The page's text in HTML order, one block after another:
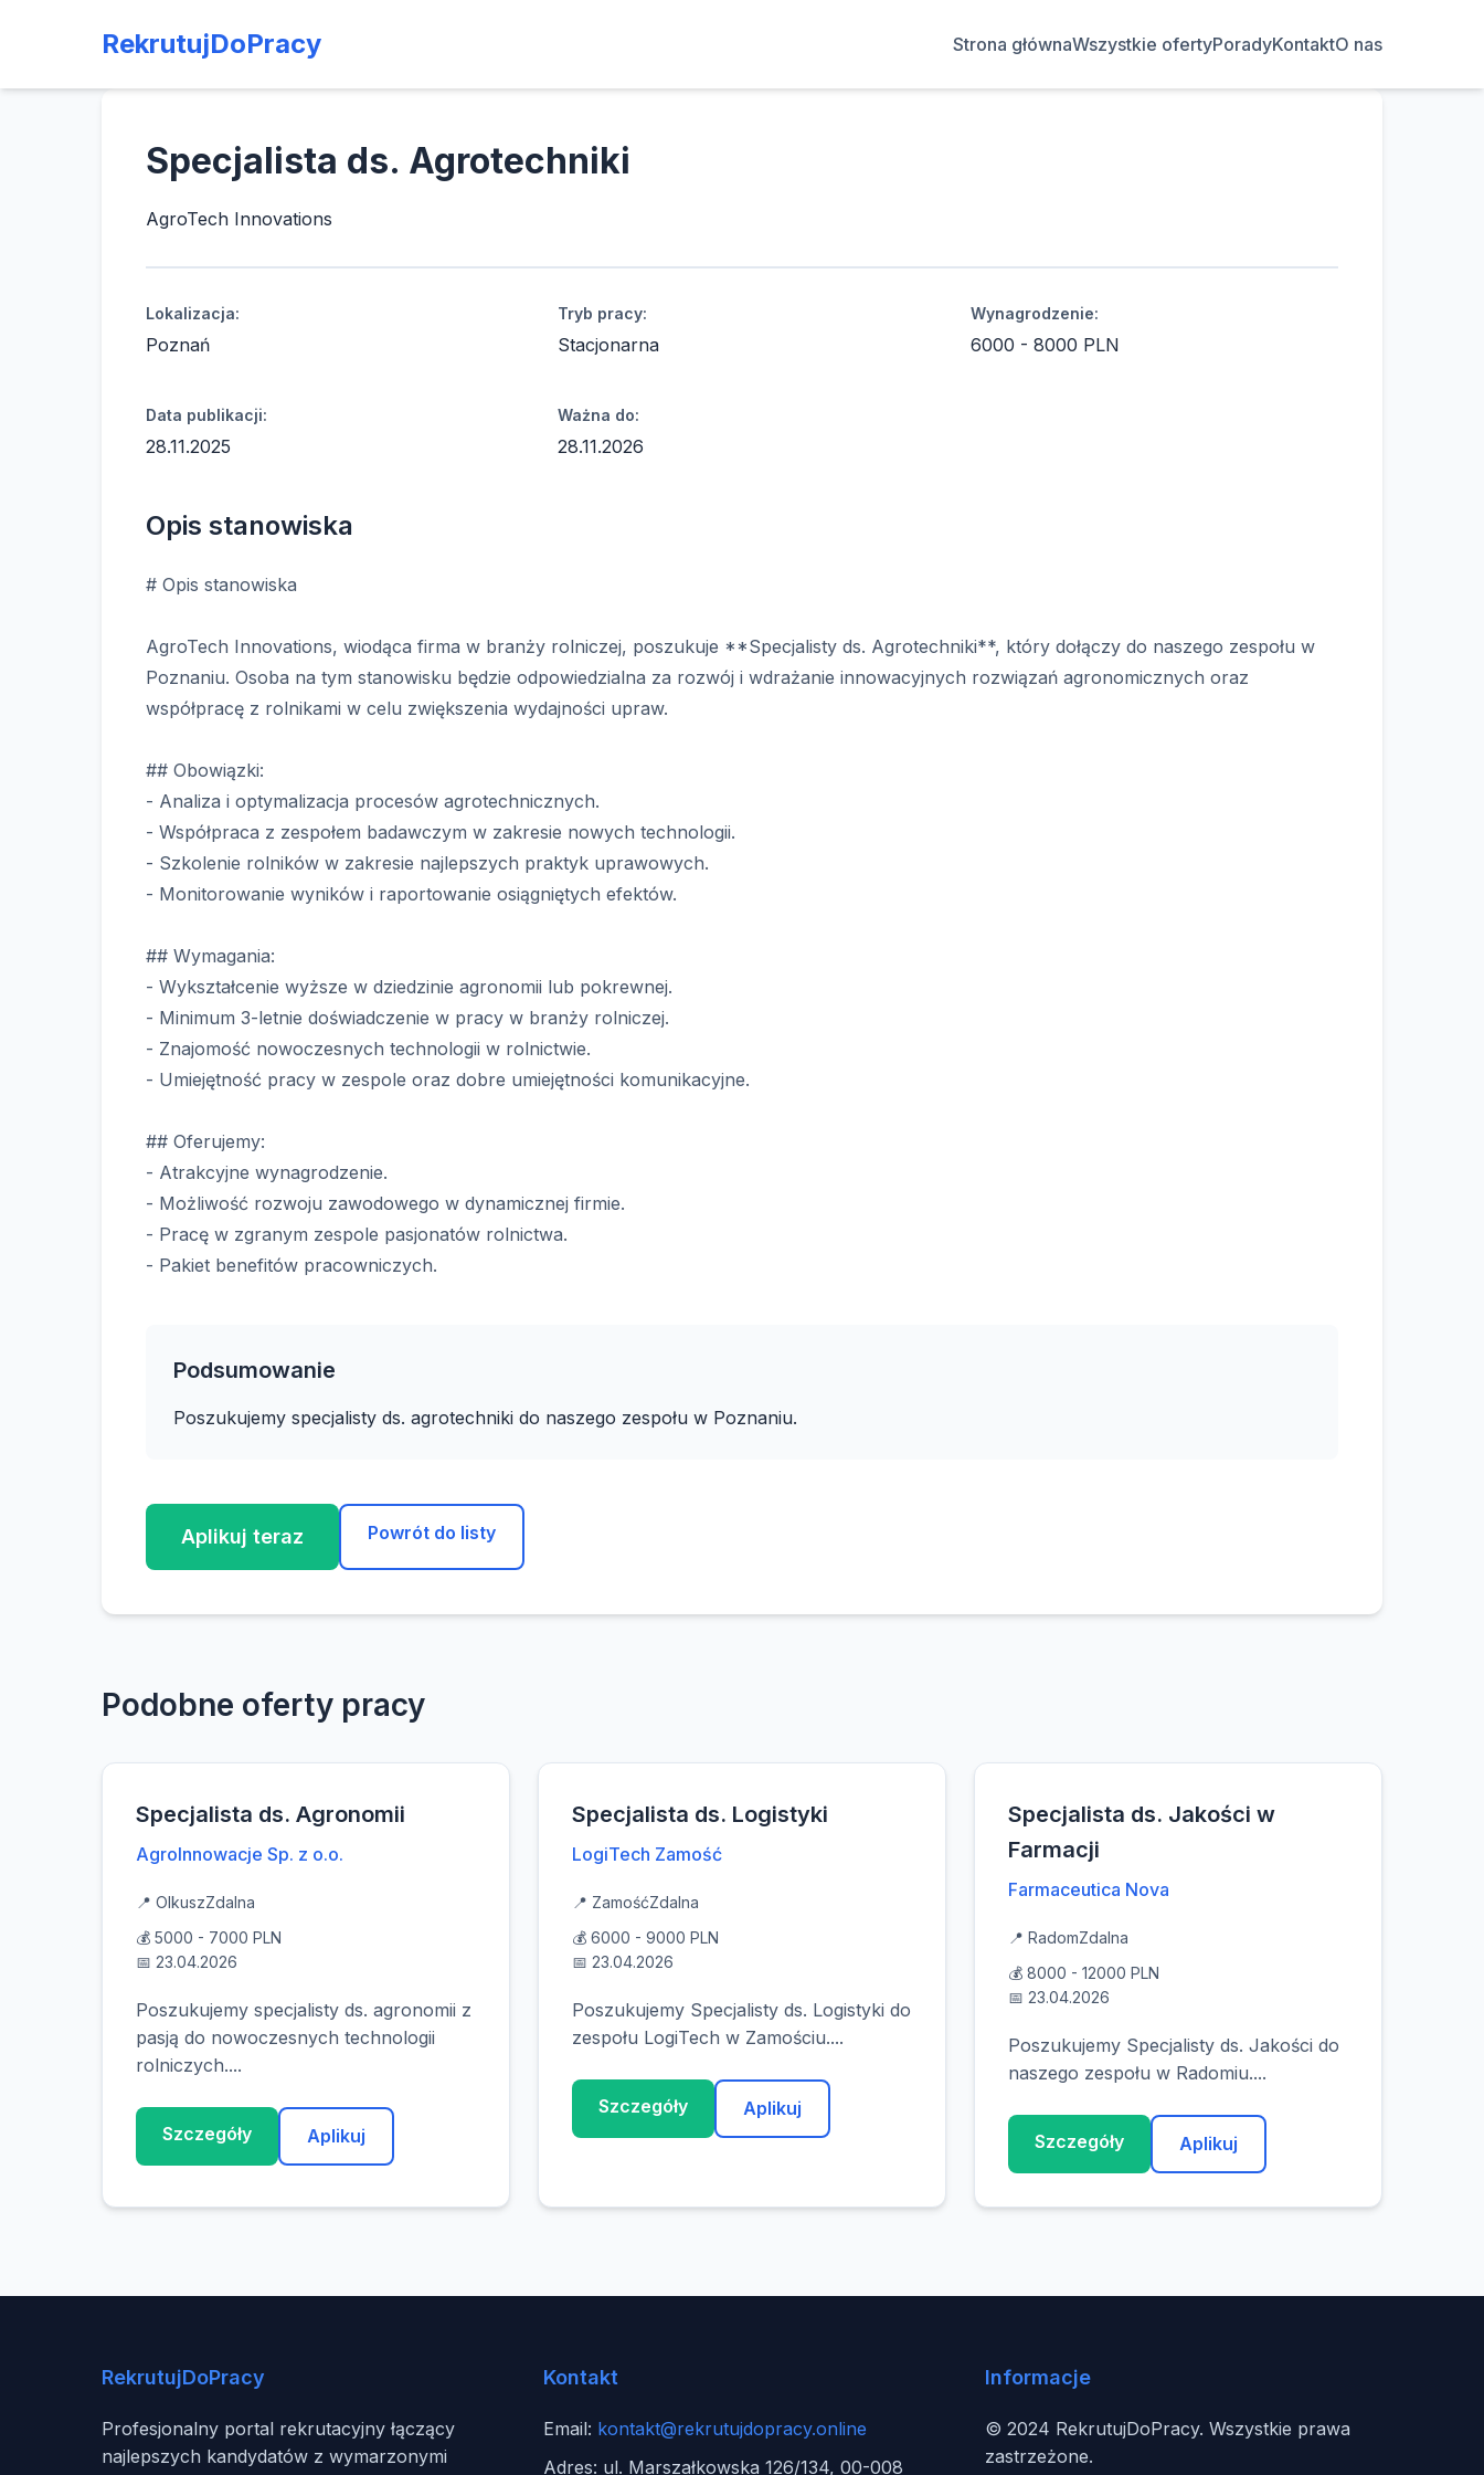
RekrutujDoPracy Strona głównaWszystkie ofertyPoradyKontaktO nas
Specjalista ds. Agrotechniki
AgroTech Innovations
Lokalizacja:
Poznań
Tryb pracy:
Stacjonarna
Wynagrodzenie:
6000 - 8000 PLN
Data publikacji:
28.11.2025
Ważna do:
28.11.2026
Opis stanowiska
# Opis stanowiska
AgroTech Innovations, wiodąca firma w branży rolniczej, poszukuje **Specjalisty ds. Agrotechniki**, który dołączy do naszego zespołu w
Poznaniu. Osoba na tym stanowisku będzie odpowiedzialna za rozwój i wdrażanie innowacyjnych rozwiązań agronomicznych oraz
współpracę z rolnikami w celu zwiększenia wydajności upraw.
## Obowiązki:
- Analiza i optymalizacja procesów agrotechnicznych.
- Współpraca z zespołem badawczym w zakresie nowych technologii.
- Szkolenie rolników w zakresie najlepszych praktyk uprawowych.
- Monitorowanie wyników i raportowanie osiągniętych efektów.
## Wymagania:
- Wykształcenie wyższe w dziedzinie agronomii lub pokrewnej.
- Minimum 3-letnie doświadczenie w pracy w branży rolniczej.
- Znajomość nowoczesnych technologii w rolnictwie.
- Umiejętność pracy w zespole oraz dobre umiejętności komunikacyjne.
## Oferujemy:
- Atrakcyjne wynagrodzenie.
- Możliwość rozwoju zawodowego w dynamicznej firmie.
- Pracę w zgranym zespole pasjonatów rolnictwa.
- Pakiet benefitów pracowniczych.
Podsumowanie
Poszukujemy specjalisty ds. agrotechniki do naszego zespołu w Poznaniu.
Aplikuj teraz Powrót do listy
Podobne oferty pracy
Specjalista ds. Agronomii
AgroInnowacje Sp. z o.o.
📍 OlkuszZdalna
💰 5000 - 7000 PLN
📅 23.04.2026
Poszukujemy specjalisty ds. agronomii z
pasją do nowoczesnych technologii
rolniczych....
Szczegóły Aplikuj
Specjalista ds. Logistyki
LogiTech Zamość
📍 ZamośćZdalna
💰 6000 - 9000 PLN
📅 23.04.2026
Poszukujemy Specjalisty ds. Logistyki do
zespołu LogiTech w Zamościu....
Szczegóły Aplikuj
Specjalista ds. Jakości w
Farmacji
Farmaceutica Nova
📍 RadomZdalna
💰 8000 - 12000 PLN
📅 23.04.2026
Poszukujemy Specjalisty ds. Jakości do
naszego zespołu w Radomiu....
Szczegóły Aplikuj
RekrutujDoPracy
Profesjonalny portal rekrutacyjny łączący
najlepszych kandydatów z wymarzonymi
Kontakt
Email: kontakt@rekrutujdopracy.online
Adres: ul. Marszałkowska 126/134, 00-008
Informacje
© 2024 RekrutujDoPracy. Wszystkie prawa
zastrzeżone.